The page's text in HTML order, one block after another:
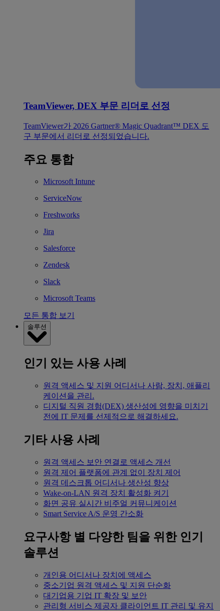
TeamViewer, DEX 부문 리더로 선정
TeamViewer가 2026 Gartner® Magic Quadrant™ DEX 도
구 부문에서 리더로 선정되었습니다.
주요 통합
Microsoft Intune
ServiceNow
Freshworks
Jira
Salesforce
Zendesk
Slack
Microsoft Teams
모든 통합 보기
솔루션
인기 있는 사용 사례
원격 액세스 및 지원 어디서나 사람, 장치, 애플리
케이션을 관리.
디지털 직원 경험(DEX) 생산성에 영향을 미치기
전에 IT 문제를 선제적으로 해결하세요.
기타 사용 사례
원격 액세스 보안 연결로 액세스 개선
원격 제어 플랫폼에 관계 없이 장치 제어
원격 데스크톱 어디서나 생산성 향상
Wake-on-LAN 원격 장치 활성화 켜기
화면 공유 실시간 비주얼 커뮤니케이션
Smart Service A/S 운영 간소화
요구사항 별 다양한 팀을 위한 인기
솔루션
개인용 어디서나 장치에 액세스
중소기업 원격 액세스 및 지원 단순화
대기업용 기업 IT 확장 및 보안
관리형 서비스 제공자 클라이언트 IT 관리 및 유지